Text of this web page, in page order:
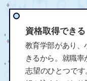
資格取得できる
教育学部があり、
きるから。就職
志望のひとつで